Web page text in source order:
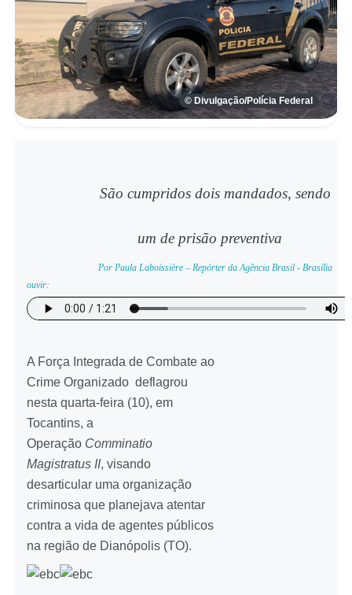
© Divulgação/Polícia Federal
São cumpridos dois mandados, sendo
um de prisão preventiva
Por Paula Laboissière – Repórter da Agência Brasil - Brasília
ouvir:
A Força Integrada de Combate ao
Crime Organizado deflagrou
nesta quarta-feira (10), em
Tocantins, a
Operação Comminatio
Magistratus II, visando
desarticular uma organização
criminosa que planejava atentar
contra a vida de agentes públicos
na região de Dianópolis (TO).